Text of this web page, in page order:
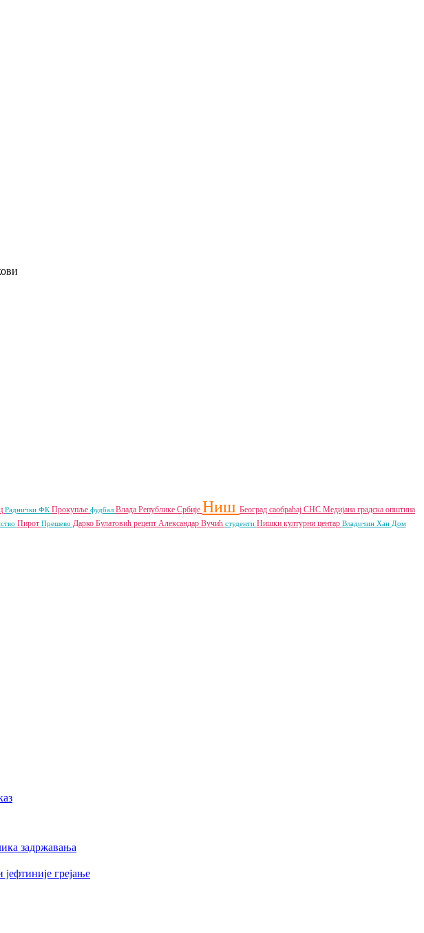
Раднички ФК Прокупље фудбал Влада Републике Србије Ниш Београд саобраћај СНС Медијана градска општина
Пирот Прешево Дарко Булатовић рецепт Александар Вучић студенти Нишки културни центар Владичин Хан Дом
задржавања
грејање